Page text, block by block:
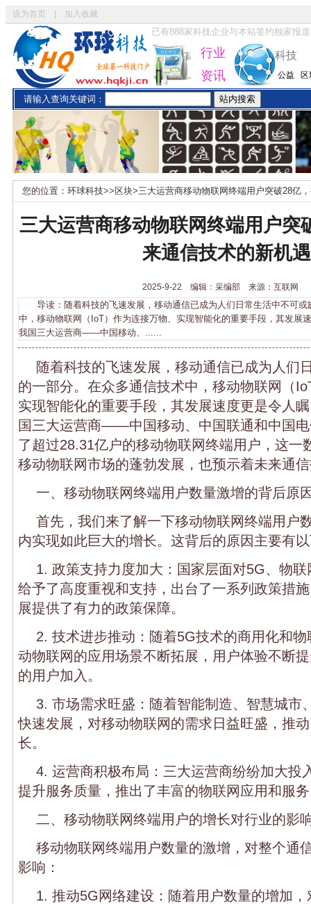
设为首页 加入收藏
已有888家科技企业与本站签约独家报
行业
资讯
科技
公益
请输入查询关键词：
您的位置： 环球科技>>区块>三大运营商移动物联网终端用户突破28亿
三大运营商移动物联网终端用户突
来通信技术的新机遇
2025-9-22 编辑：采编部 来源：互联网
导读：随着科技的飞速发展，移动通信已成为人们日常生活中不可或
中，移动物联网（IoT）作为连接万物、实现智能化的重要手段，其发展
我国三大运营商——中国移动、......
随着科技的飞速发展，移动通信已成为人们
的一部分。在众多通信技术中，移动物联网（
实现智能化的重要手段，其发展速度更是令人
国三大运营商——中国移动、中国联通和中国
了超过28.31亿户的移动物联网终端用户，这一
移动物联网市场的蓬勃发展，也预示着未来通
一、移动物联网终端用户数量激增的背后原
首先，我们来了解一下移动物联网终端用户
内实现如此巨大的增长。这背后的原因主要有
1. 政策支持力度加大：国家层面对5G、物
给予了高度重视和支持，出台了一系列政策措
展提供了有力的政策保障。
2. 技术进步推动：随着5G技术的商用化和
动物联网的应用场景不断拓展，用户体验不断
的用户加入。
3. 市场需求旺盛：随着智能制造、智慧城市
快速发展，对移动物联网的需求日益旺盛，推
长。
4. 运营商积极布局：三大运营商纷纷加大投
提升服务质量，推出了丰富的物联网应用和服
二、移动物联网终端用户的增长对行业的影
移动物联网终端用户数量的激增，对整个通
影响：
1. 推动5G网络建设：随着用户数量的增加